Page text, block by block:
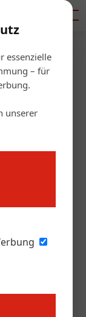
essenzielle
– für
unserer
Sie bei
Betrieb bei der
ein